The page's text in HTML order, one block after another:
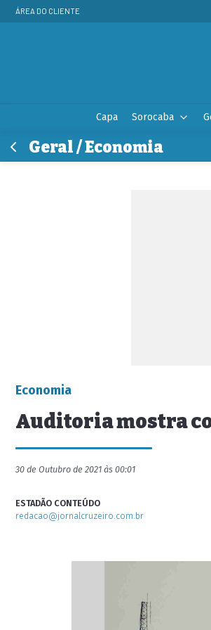
ÁREA DO CLIENTE
Capa Sorocaba
Geral / Economia
Economia
Auditoria mostra
30 de Outubro de 2021 às 00:01
ESTADÃO CONTEÚDO
redacao@jornalcruzeiro.com.br